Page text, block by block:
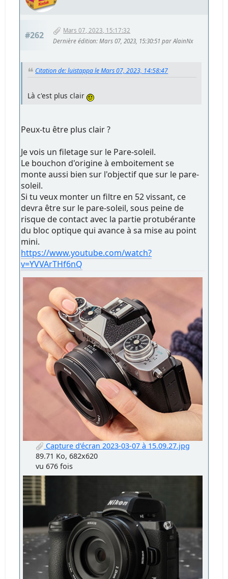
#262
Mars 07, 2023, 15:17:32
Dernière édition: Mars 07, 2023, 15:30:51 par AlainNx
Citation de: luistappa le Mars 07, 2023, 14:58:47
Là c'est plus clair
Peux-tu être plus clair ?
Je vois un filetage sur le Pare-soleil.
Le bouchon d'origine à emboitement se
monte aussi bien sur l'objectif que sur le pare-
soleil.
Si tu veux monter un filtre en 52 vissant, ce
devra être sur le pare-soleil, sous peine de
risque de contact avec la partie protubérante
du bloc optique qui avance à sa mise au point
mini.
https://www.youtube.com/watch?
v=YVVArTHf6nQ
Capture d’écran 2023-03-07 à 15.09.27.jpg
89.71 Ko, 682x620
vu 676 fois